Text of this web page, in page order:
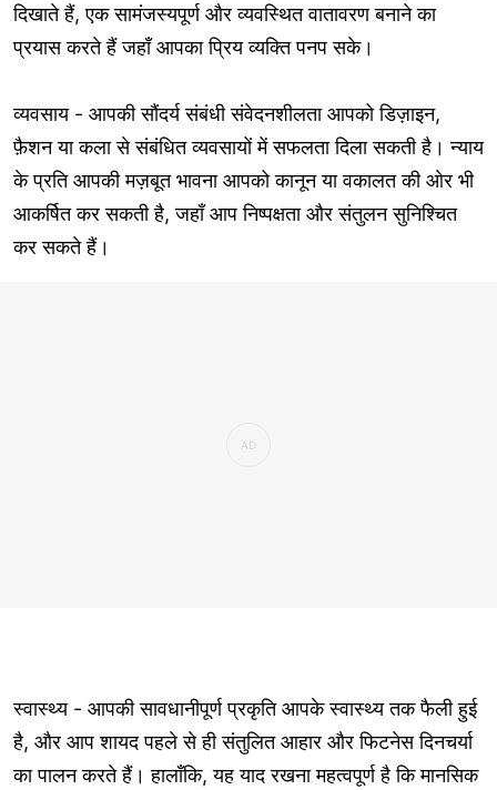
दिखाते हैं, एक सामंजस्यपूर्ण और व्यवस्थित वातावरण बनाने का
प्रयास करते हैं जहाँ आपका प्रिय व्यक्ति पनप सके।
व्यवसाय - आपकी सौंदर्य संबंधी संवेदनशीलता आपको डिज़ाइन,
फ़ैशन या कला से संबंधित व्यवसायों में सफलता दिला सकती है। न्याय
के प्रति आपकी मज़बूत भावना आपको कानून या वकालत की ओर भी
आकर्षित कर सकती है, जहाँ आप निष्पक्षता और संतुलन सुनिश्चित
कर सकते हैं।
स्वास्थ्य - आपकी सावधानीपूर्ण प्रकृति आपके स्वास्थ्य तक फैली हुई
है, और आप शायद पहले से ही संतुलित आहार और फिटनेस दिनचर्या
का पालन करते हैं। हालाँकि, यह याद रखना महत्वपूर्ण है कि मानसिक